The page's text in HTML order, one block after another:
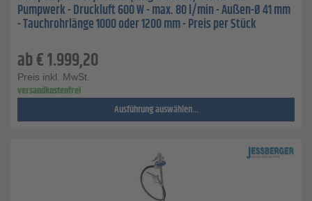
Pumpwerk - Druckluft 600 W - max. 80 l/min - Außen-Ø 41 mm
- Tauchrohrlänge 1000 oder 1200 mm - Preis per Stück
ab€1.999,20
Preis inkl. MwSt.
versandkostenfrei
Ausführung auswählen...